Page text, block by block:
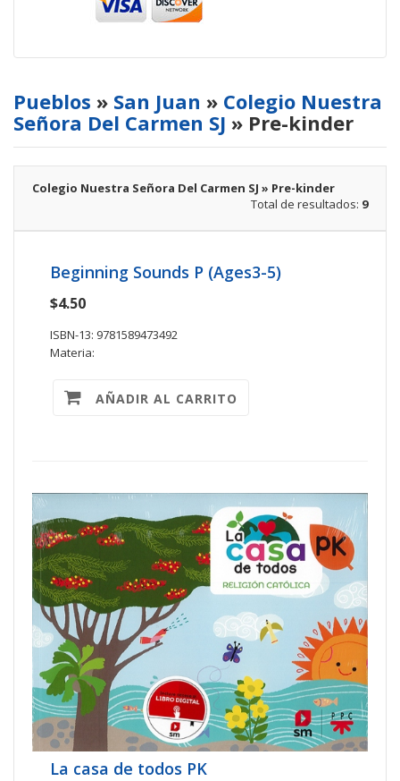
Pueblos » San Juan » Colegio Nuestra
Señora Del Carmen SJ » Pre-kinder
Colegio Nuestra Señora Del Carmen SJ » Pre-kinder
Total de resultados: 9
Beginning Sounds P (Ages3-5)
$4.50
ISBN-13: 9781589473492
Materia:
AÑADIR AL CARRITO
La casa de todos PK